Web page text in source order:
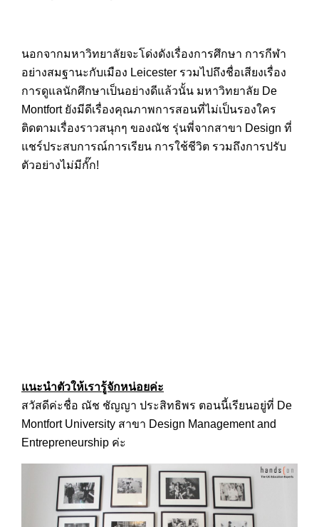
นอกจากมหาวิทยาลัยจะโด่งดังเรื่องการศึกษา การกีฬา
อย่างสมฐานะกับเมือง Leicester รวมไปถึงชื่อเสียงเรื่อง
การดูแลนักศึกษาเป็นอย่างดีแล้วนั้น มหาวิทยาลัย De
Montfort ยังมีดีเรื่องคุณภาพการสอนที่ไม่เป็นรองใคร
ติดตามเรื่องราวสนุกๆ ของณัช รุ่นพี่จากสาขา Design ที่
แชร์ประสบการณ์การเรียน การใช้ชีวิต รวมถึงการปรับ
ตัวอย่างไม่มีกั๊ก!
แนะนำตัวให้เรารู้จักหน่อยค่ะ
สวัสดีค่ะชื่อ ณัช ชัญญา ประสิทธิพร ตอนนี้เรียนอยู่ที่ De
Montfort University สาขา Design Management and
Entrepreneurship ค่ะ